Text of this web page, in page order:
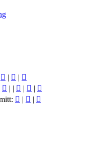
|
|
| | |
|
| |